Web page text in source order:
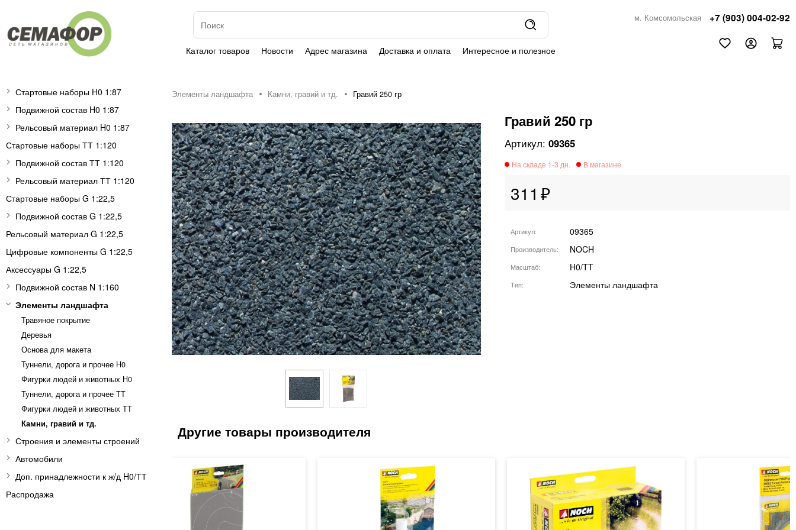
Каталог товаров Новости Адрес магазина Доставка и оплата Интересное и полезное
м. Комсомольская +7 (903) 004-02-92
Стартовые наборы H0 1:87
Подвижной состав H0 1:87
Рельсовый материал H0 1:87
Стартовые наборы ТТ 1:120
Подвижной состав ТТ 1:120
Рельсовый материал ТТ 1:120
Стартовые наборы G 1:22,5
Подвижной состав G 1:22,5
Рельсовый материал G 1:22,5
Цифровые компоненты G 1:22,5
Аксессуары G 1:22,5
Подвижной состав N 1:160
Элементы ландшафта
Травяное покрытие
Деревья
Основа для макета
Туннели, дорога и прочее H0
Фигурки людей и животных H0
Туннели, дорога и прочее TT
Фигурки людей и животных TT
Камни, гравий и тд.
Строения и элементы строений
Автомобили
Доп. принадлежности к ж/д H0/ТТ
Распродажа
Элементы ландшафта Камни, гравий и тд. Гравий 250 гр
Гравий 250 гр
09365
311
Артикул 09365
Производитель NOCH
Масштаб H0/TT
Тип Элементы ландшафта